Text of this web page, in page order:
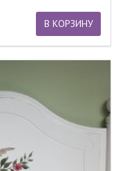
В КОРЗИНУ